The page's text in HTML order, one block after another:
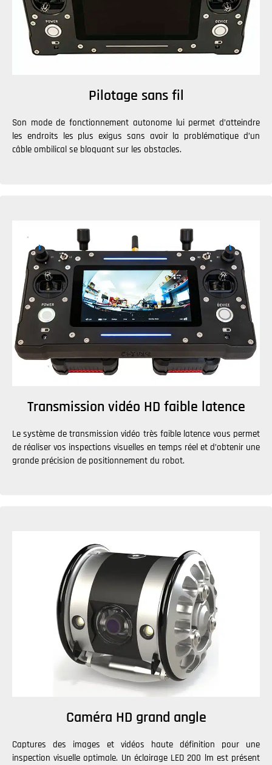
Pilotage sans fil
Son mode de fonctionnement autonome lui permet d’atteindre
les endroits les plus exigus sans avoir la problématique d’un
câble ombilical se bloquant sur les obstacles.
Transmission vidéo HD faible latence
Le système de transmission vidéo très faible latence vous permet
de réaliser vos inspections visuelles en temps réel et d’obtenir une
grande précision de positionnement du robot.
Caméra HD grand angle
Captures des images et vidéos haute définition pour une
inspection visuelle optimale. Un éclairage LED 200 lm est présent